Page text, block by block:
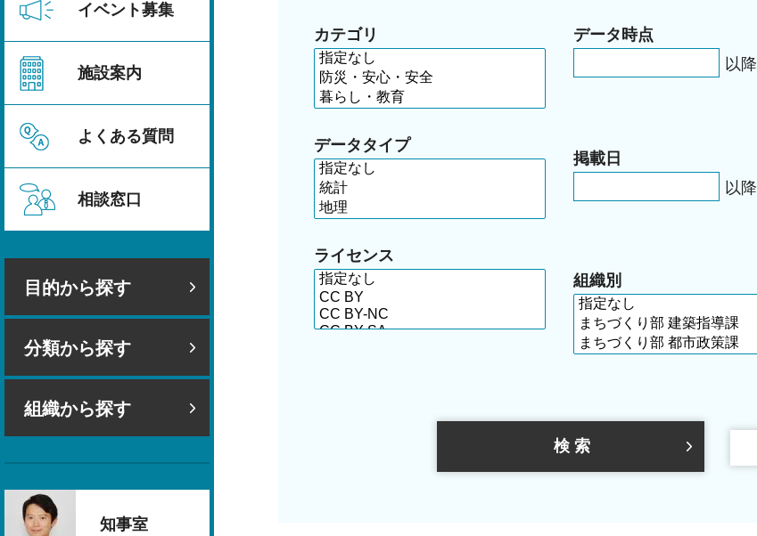
イベント募集
施設案内
よくある質問
相談窓口
目的から探す
分類から探す
組織から探す
知事室
カテゴリ
データタイプ
ライセンス
データ時点
以降
掲載日
以降
組織別